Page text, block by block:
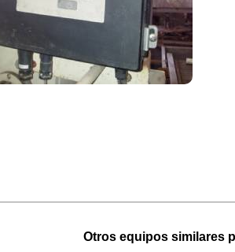
Otros equipos similares